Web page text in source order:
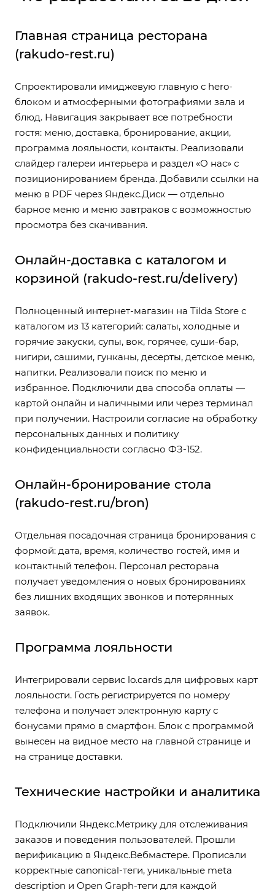
Главная страница ресторана
(rakudo-rest.ru)
Спроектировали имиджевую главную с hero-
блоком и атмосферными фотографиями зала и
блюд. Навигация закрывает все потребности
гостя: меню, доставка, бронирование, акции,
программа лояльности, контакты. Реализовали
слайдер галереи интерьера и раздел «О нас» с
позиционированием бренда. Добавили ссылки на
меню в PDF через Яндекс.Диск — отдельно
барное меню и меню завтраков с возможностью
просмотра без скачивания.
Онлайн-доставка с каталогом и
корзиной (rakudo-rest.ru/delivery)
Полноценный интернет-магазин на Tilda Store с
каталогом из 13 категорий: салаты, холодные и
горячие закуски, супы, вок, горячее, суши-бар,
нигири, сашими, гунканы, десерты, детское меню,
напитки. Реализовали поиск по меню и
избранное. Подключили два способа оплаты —
картой онлайн и наличными или через терминал
при получении. Настроили согласие на обработку
персональных данных и политику
конфиденциальности согласно ФЗ-152.
Онлайн-бронирование стола
(rakudo-rest.ru/bron)
Отдельная посадочная страница бронирования с
формой: дата, время, количество гостей, имя и
контактный телефон. Персонал ресторана
получает уведомления о новых бронированиях
без лишних входящих звонков и потерянных
заявок.
Программа лояльности
Интегрировали сервис lo.cards для цифровых карт
лояльности. Гость регистрируется по номеру
телефона и получает электронную карту с
бонусами прямо в смартфон. Блок с программой
вынесен на видное место на главной странице и
на странице доставки.
Технические настройки и аналитика
Подключили Яндекс.Метрику для отслеживания
заказов и поведения пользователей. Прошли
верификацию в Яндекс.Вебмастере. Прописали
корректные canonical-теги, уникальные meta
description и Open Graph-теги для каждой